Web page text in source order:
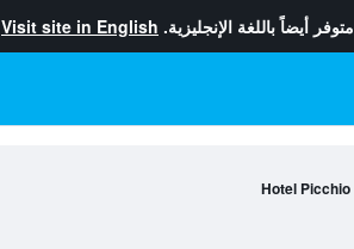
متوفر أيضاً باللغة الإنجليزية. Visit site in English
Hotel Picchio